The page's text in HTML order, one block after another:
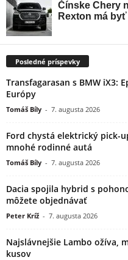
Posledné príspevky
Transfagarasan s BMW iX3:
Európy
Tomáš Bíly - 7. augusta 2026
Ford chystá elektrický pick-
mnohé rodinné autá
Tomáš Bíly - 7. augusta 2026
Dacia spojila hybrid s
môžete objednávať
Peter Kríž - 7. augusta 2026
Najslávnejšie Lambo ožíva,
kusov